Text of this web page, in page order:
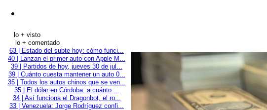
lo + visto
lo + comentado
63 | Estado del subte hoy: cómo funci...
40 | Lanzan el primer auto con Apple M...
39 | Partidos de hoy, jueves 30 de jul...
39 | Cuánto cuesta mantener un auto 0...
35 | Todos los autos chinos que se ven...
35 | El dólar en Córdoba: a cuánto ...
34 | Así funciona el Dragonbot, el ro...
33 | Venezuela: Jorge Rodríguez confi...